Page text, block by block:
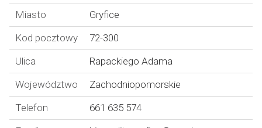
Miasto
Gryfice
Kod pocztowy
72-300
Ulica
Rapackiego Adama
Województwo
Zachodniopomorskie
Telefon
661 635 574